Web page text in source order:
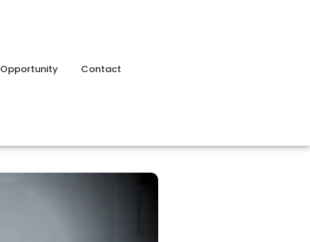
Opportunity Contact